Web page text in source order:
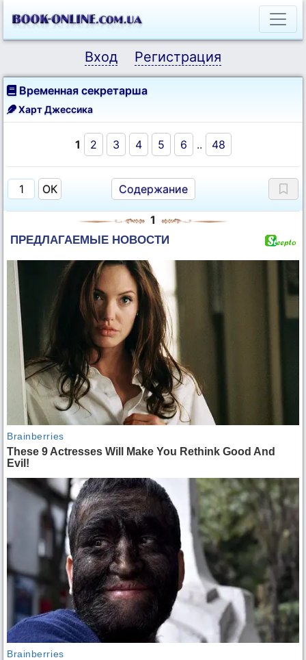
Вход Регистрация
Временная секретарша
Харт Джессика
1 2 3 4 5 6 .. 48
Содержание
1